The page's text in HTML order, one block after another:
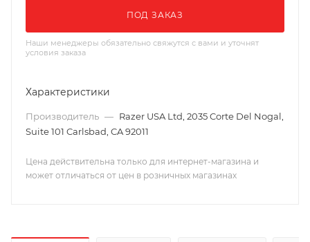
ПОД ЗАКАЗ
Наши менеджеры обязательно свяжутся с вами и уточнят
условия заказа
Характеристики
Производитель — Razer USA Ltd, 2035 Corte Del Nogal,
Suite 101 Carlsbad, CA 92011
Цена действительна только для интернет-магазина и
может отличаться от цен в розничных магазинах